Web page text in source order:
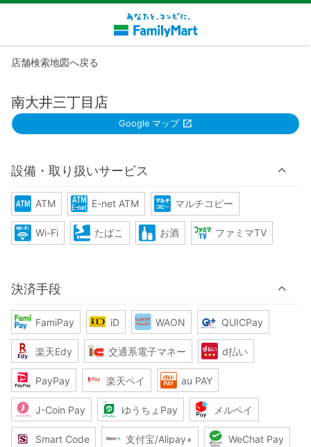
店舗検索地図へ戻る
南大井三丁目店
Google マップ
設備・取り扱いサービス
ATM E-net ATM マルチコピー
Wi-Fi たばこ お酒 ファミマTV
決済手段
FamiPay iD WAON QUICPay
楽天Edy 交通系電子マネー d払い
PayPay 楽天ペイ au PAY
J-Coin Pay ゆうちょPay メルペイ
Smart Code 支付宝/Alipay+ WeChat Pay